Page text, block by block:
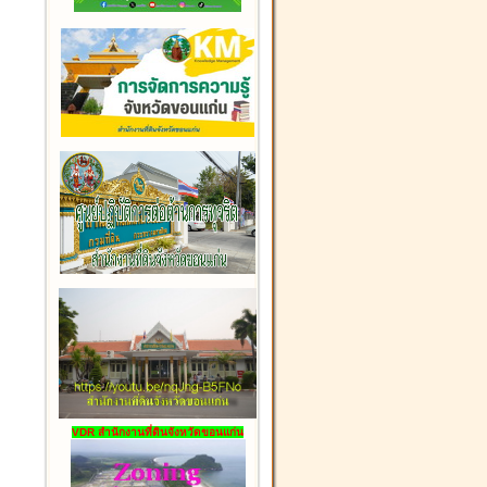
VDR สำนักงานที่ดินจังหวัดขอนแก่น